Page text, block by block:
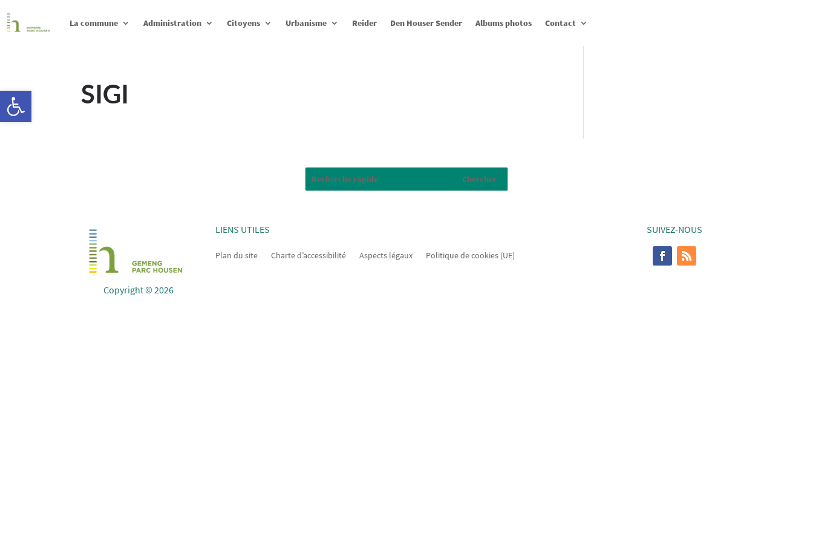
La commune Administration Citoyens Urbanisme Reider Den Houser Sender Albums photos Contact
SIGI
Copyright © 2026
LIENS UTILES
Plan du site Charte d’accessibilité Aspects légaux Politique de cookies (UE)
SUIVEZ-NOUS
Ouvrir la barre d’outils